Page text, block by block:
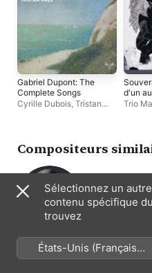
Gabriel Dupont: The
Complete Songs
Cyrille Dubois, Tristan
d'un
Trio
Compositeurs
Ned Rorem
Composition
Sélectionnez un
contenu spécifique
trouvez
États-Unis (Français
France)